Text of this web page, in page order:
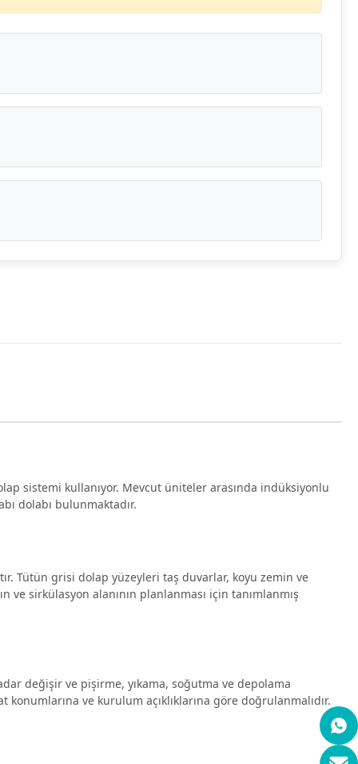
sistemi kullanıyor. Mevcut üniteler arasında indüksiyonlu
dolabı bulunmaktadır.
Tütün grisi dolap yüzeyleri taş duvarlar, koyu zemin ve
sirkülasyon alanının planlanması için tanımlanmış
değişir ve pişirme, yıkama, soğutma ve depolama
ve kurulum açıklıklarına göre doğrulanmalıdır.